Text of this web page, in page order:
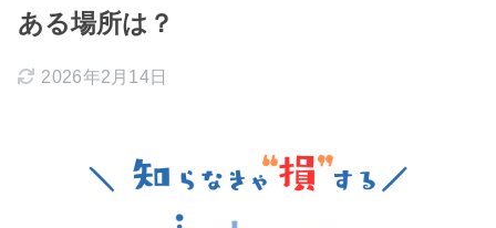
ある場所は？
2026年2月14日